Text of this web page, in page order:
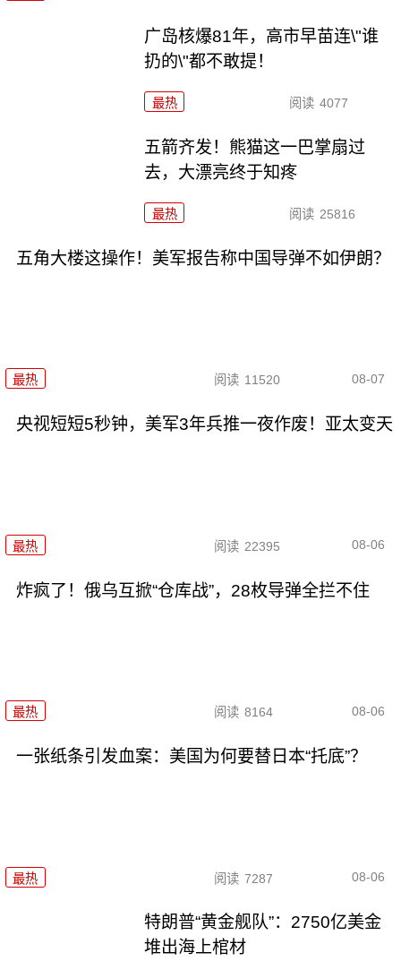
广岛核爆81年，高市早苗连\"谁
扔的\"都不敢提！
最热 阅读 4077
五箭齐发！熊猫这一巴掌扇过
去，大漂亮终于知疼
最热 阅读 25816
五角大楼这操作！美军报告称中国导弹不如伊朗？
最热 阅读 11520 08-07
央视短短5秒钟，美军3年兵推一夜作废！亚太变天
最热 阅读 22395 08-06
炸疯了！俄乌互掀“仓库战”，28枚导弹全拦不住
最热 阅读 8164 08-06
一张纸条引发血案：美国为何要替日本“托底”？
最热 阅读 7287 08-06
特朗普“黄金舰队”：2750亿美金
堆出海上棺材